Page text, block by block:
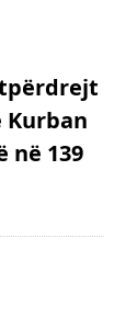
Kurban
në 139